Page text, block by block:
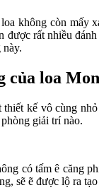
không còn
được rất nhiều
này.
của loa
kế vô cùng
giải trí nào.
có tấm ê căng
sẽ ẽ được lộ ra